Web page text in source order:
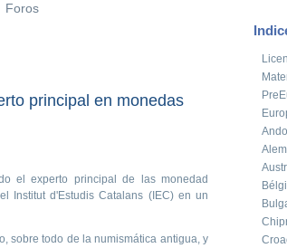
Foros
principal en monedas
el experto principal de las monedad
Institut d'Estudis Catalans (IEC) en un
sobre todo de la numismática antigua, y